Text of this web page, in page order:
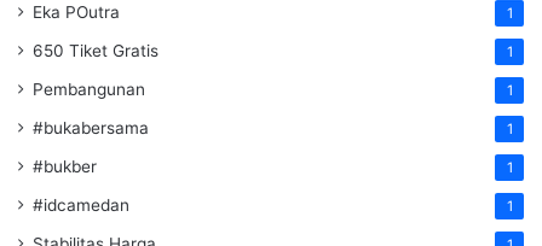
Eka POutra 1
650 Tiket Gratis 1
Pembangunan 1
#bukabersama 1
#bukber 1
#idcamedan 1